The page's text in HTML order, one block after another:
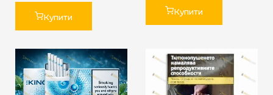
Купити
Купити